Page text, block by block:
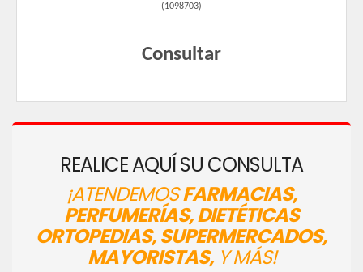
(1098703)
Consultar
REALICE AQUÍ SU CONSULTA
¡ATENDEMOSFARMACIAS,
PERFUMERÍAS, DIETÉTICAS
ORTOPEDIAS, SUPERMERCADOS,
MAYORISTAS,Y MÁS!